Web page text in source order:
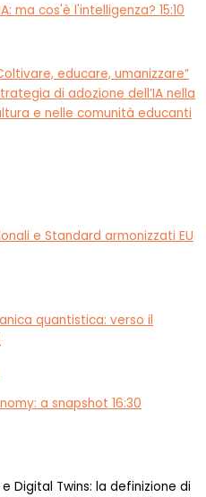
ma cos'è l'intelligenza? 15:10
educare, umanizzare”
di adozione dell’IA nella
e nelle comunità educanti
e Standard armonizzati EU
quantistica: verso il
a snapshot 16:30
Digital Twins: la definizione di